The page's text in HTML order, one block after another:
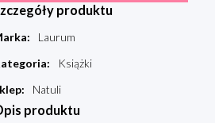
produktu
:
Laurum
:
Książki
: Natuli
produktu